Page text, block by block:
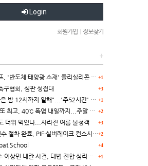
Login
회원가입 정보찾기
+
+1
체·태양광 소재' 폴리실리콘 파생 제품에 15% 관세...한국 기업도 영향
+3
구협회, 심판 성접대
+1
밤 12시까지 일해"...'주52시간' 손볼까
+2
최고, 40℃ 폭염 내일까지...주말 동쪽 비바람
+3
더위 먹었나...사라진 여름 불청객
+2
절차 완료, PIF·실버레이크 컨소시엄 산하 편입
+4
School
+1
민 내란 사건, 대법 전합 심리…"역사적 사법평가"(종합)